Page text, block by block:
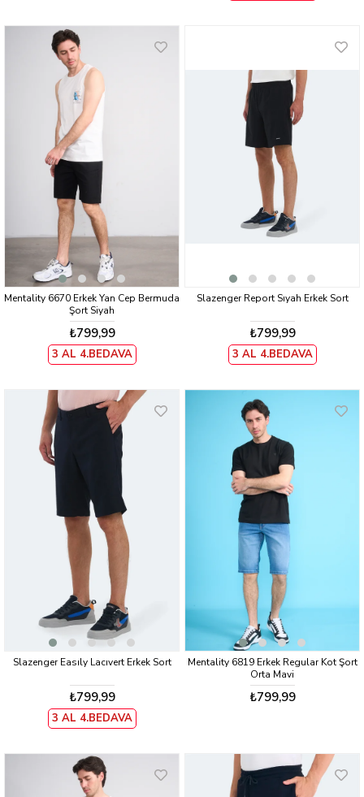
Mentality 6670 Erkek Yan Cep Bermuda
Şort Siyah
₺799,99
3 AL 4.BEDAVA
Slazenger Report Sıyah Erkek Sort
₺799,99
3 AL 4.BEDAVA
Slazenger Easıly Lacıvert Erkek Sort
₺799,99
3 AL 4.BEDAVA
Mentality 6819 Erkek Regular Kot Şort
Orta Mavi
₺799,99